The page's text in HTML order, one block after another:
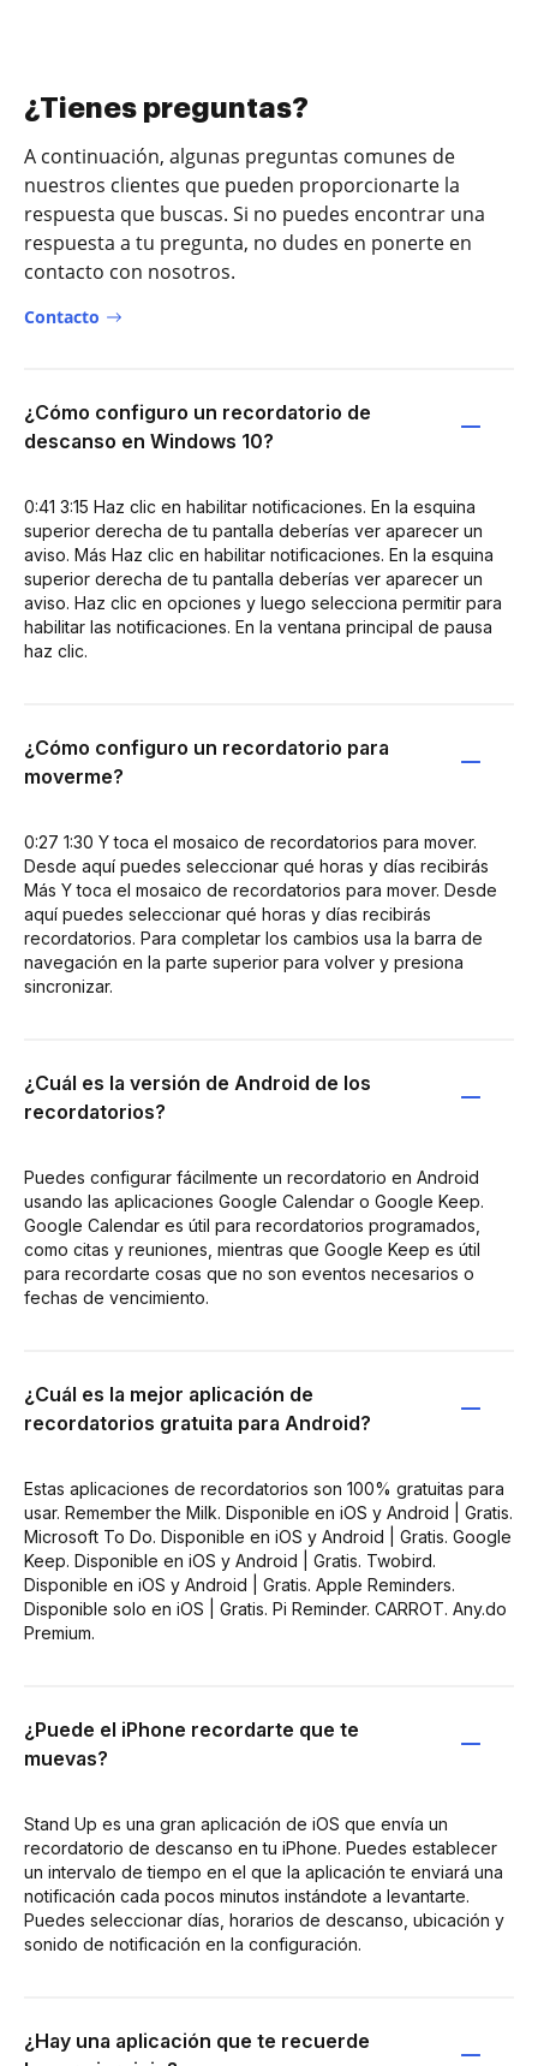
¿Tienes preguntas?
A continuación, algunas preguntas comunes de
nuestros clientes que pueden proporcionarte la
respuesta que buscas. Si no puedes encontrar una
respuesta a tu pregunta, no dudes en ponerte en
contacto con nosotros.
Contacto
¿Cómo configuro un recordatorio de
descanso en Windows 10?
0:41 3:15 Haz clic en habilitar notificaciones. En la esquina
superior derecha de tu pantalla deberías ver aparecer un
aviso. Más Haz clic en habilitar notificaciones. En la esquina
superior derecha de tu pantalla deberías ver aparecer un
aviso. Haz clic en opciones y luego selecciona permitir para
habilitar las notificaciones. En la ventana principal de pausa
haz clic.
¿Cómo configuro un recordatorio para
moverme?
0:27 1:30 Y toca el mosaico de recordatorios para mover.
Desde aquí puedes seleccionar qué horas y días recibirás
Más Y toca el mosaico de recordatorios para mover. Desde
aquí puedes seleccionar qué horas y días recibirás
recordatorios. Para completar los cambios usa la barra de
navegación en la parte superior para volver y presiona
sincronizar.
¿Cuál es la versión de Android de los
recordatorios?
Puedes configurar fácilmente un recordatorio en Android
usando las aplicaciones Google Calendar o Google Keep.
Google Calendar es útil para recordatorios programados,
como citas y reuniones, mientras que Google Keep es útil
para recordarte cosas que no son eventos necesarios o
fechas de vencimiento.
¿Cuál es la mejor aplicación de
recordatorios gratuita para Android?
Estas aplicaciones de recordatorios son 100% gratuitas para
usar. Remember the Milk. Disponible en iOS y Android | Gratis.
Microsoft To Do. Disponible en iOS y Android | Gratis. Google
Keep. Disponible en iOS y Android | Gratis. Twobird.
Disponible en iOS y Android | Gratis. Apple Reminders.
Disponible solo en iOS | Gratis. Pi Reminder. CARROT. Any.do
Premium.
¿Puede el iPhone recordarte que te
muevas?
Stand Up es una gran aplicación de iOS que envía un
recordatorio de descanso en tu iPhone. Puedes establecer
un intervalo de tiempo en el que la aplicación te enviará una
notificación cada pocos minutos instándote a levantarte.
Puedes seleccionar días, horarios de descanso, ubicación y
sonido de notificación en la configuración.
¿Hay una aplicación que te recuerde